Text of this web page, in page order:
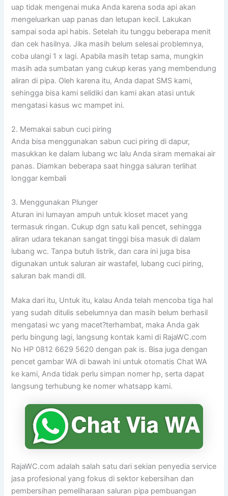
uap tidak mengenai muka Anda karena soda api akan
mengeluarkan uap panas dan letupan kecil. Lakukan
sampai soda api habis. Setelah itu tunggu beberapa menit
dan cek hasilnya. Jika masih belum selesai problemnya,
coba ulangi 1 x lagi. Apabila masih tetap sama, mungkin
masih ada sumbatan yang cukup keras yang membendung
aliran di pipa. Oleh karena itu, Anda dapat SMS kami,
sehingga bisa kami selidiki dan kami akan atasi untuk
mengatasi kasus wc mampet ini.
2. Memakai sabun cuci piring
Anda bisa menggunakan sabun cuci piring di dapur,
masukkan ke dalam lubang wc lalu Anda siram memakai air
panas. Diamkan beberapa saat hingga saluran terlihat
longgar kembali
3. Menggunakan Plunger
Aturan ini lumayan ampuh untuk kloset macet yang
termasuk ringan. Cukup dgn satu kali pencet, sehingga
aliran udara tekanan sangat tinggi bisa masuk di dalam
lubang wc. Tanpa butuh listrik, dan cara ini juga bisa
digunakan untuk saluran air wastafel, lubang cuci piring,
saluran bak mandi dll.
Maka dari itu, Untuk itu, kalau Anda telah mencoba tiga hal
yang sudah ditulis sebelumnya dan masih belum berhasil
mengatasi wc yang macet?terhambat, maka Anda gak
perlu bingung lagi, langsung kontak kami di RajaWC.com
No HP 0812 6629 5620 dengan pak is. Bisa juga dengan
pencet gambar WA di bawah ini untuk otomatis Chat WA
ke kami, Anda tidak perlu simpan nomer hp, serta dapat
langsung terhubung ke nomer whatsapp kami.
RajaWC.com adalah salah satu dari sekian penyedia service
jasa profesional yang fokus di sektor kebersihan dan
pembersihan pemeliharaan saluran pipa pembuangan